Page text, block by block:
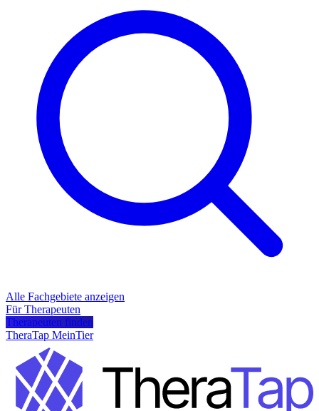
Alle Fachgebiete anzeigen
Für Therapeuten
Therapeuten finden
TheraTap MeinTier